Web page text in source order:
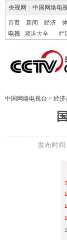
央视网 中国网络电
首页 新闻 经济
电视
频道大全 栏
中国网络电视台 > 经济
发布时